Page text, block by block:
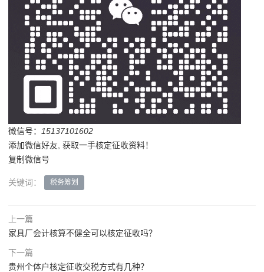
微信号：
15137101602
添加微信好友, 获取一手核定征收资料！
复制微信号
关键词： 税务筹划
上一篇
家具厂会计核算不健全可以核定征收吗？
下一篇
贵州个体户核定征收交税方式有几种？